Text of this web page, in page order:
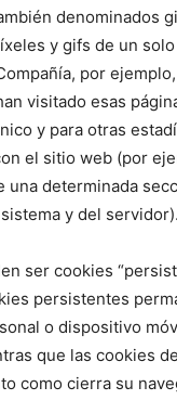
denominados
y gifs de un
por
visitado esas
y para otras
el sitio web (por
una determinada
y del servidor).
ser cookies
persistentes
o dispositivo
que las cookies
como cierra su